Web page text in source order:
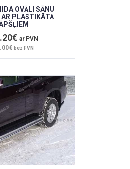
OVĀLI SĀNU
AR PLASTIKĀTA
ar PVN
bez PVN